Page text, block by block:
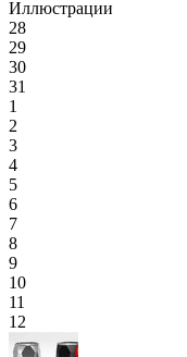
Иллюстрации
28
29
30
31
1
2
3
4
5
6
7
8
9
10
11
12